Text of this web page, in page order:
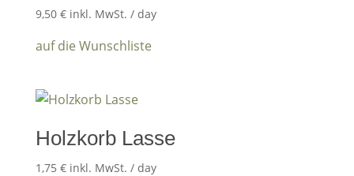
9,50 € inkl. MwSt. / day
auf die Wunschliste
Holzkorb Lasse
1,75 € inkl. MwSt. / day